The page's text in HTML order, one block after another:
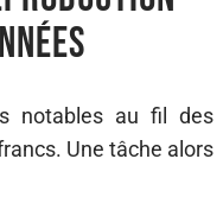
notables au fil des
Une tâche alors